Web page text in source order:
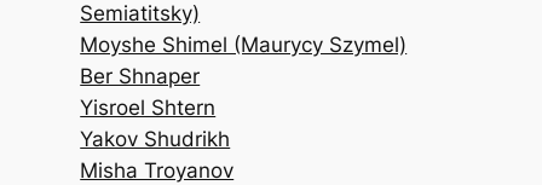
Semiatitsky)
Moyshe Shimel (Maurycy Szymel)
Ber Shnaper
Yisroel Shtern
Yakov Shudrikh
Misha Troyanov